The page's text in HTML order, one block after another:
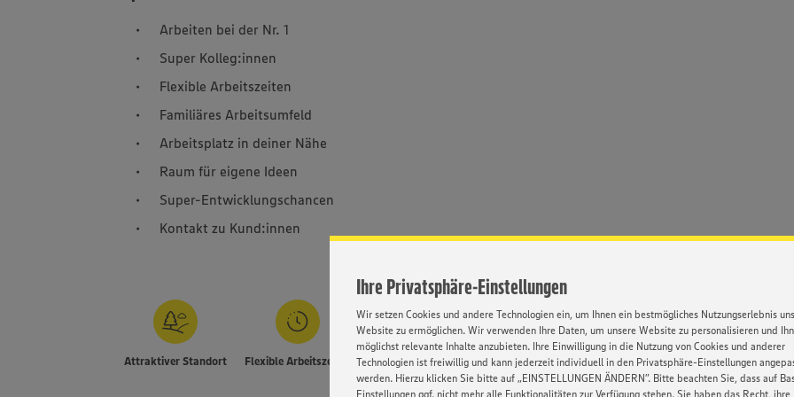
Ihre Privatsphäre-Einstellungen
Wir setzen Cookies und andere Technologien ein, um Ihnen ein bestmögliches Nutzungserlebnis
Website zu ermöglichen. Wir verwenden Ihre Daten, um unsere Website zu personalisieren und
möglichst relevante Inhalte anzubieten. Ihre Einwilligung in die Nutzung von Cookies und anderer
Technologien ist freiwillig und kann jederzeit individuell in den Privatsphäre-Einstellungen
werden. Hierzu klicken Sie bitte auf „EINSTELLUNGEN ÄNDERN”. Bitte beachten Sie, dass auf
Einstellungen ggf. nicht mehr alle Funktionalitäten zur Verfügung stehen. Sie haben das Recht, ihre
Arbeiten bei der Nr. 1
Super Kolleg:innen
Flexible Arbeitszeiten
Familiäres Arbeitsumfeld
Arbeitsplatz in deiner Nähe
Raum für eigene Ideen
Super-Entwicklungschancen
Kontakt zu Kund:innen
Attraktiver Standort Flexible Arbeitszeiten
Umfassende
Einarbeitung
Weiterbildung